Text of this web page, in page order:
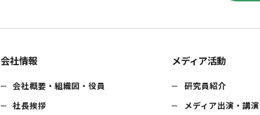
会社情報
会社概要・組織図・役員
社長挨拶
メディア活動
研究員紹介
メディア出演・講